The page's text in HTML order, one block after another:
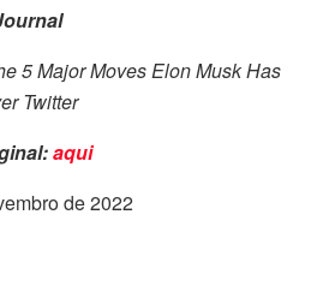
5 Major Moves Elon Musk Has
Twitter
aqui
de 2022